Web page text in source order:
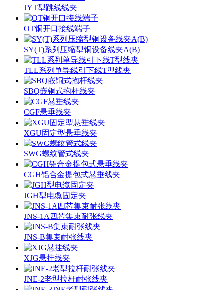
JYT型跳线线夹
OT铜开口接线端子
SY(T)系列压缩型铜设备线夹A(B)
TLL系列单导线引下线T型线夹
SBQ嵌铜式抱杆线夹
CGF悬垂线夹
XGU固定型悬垂线夹
SWG螺纹管式线夹
CGH铝合金提包式悬垂线夹
JGH型电缆固定夹
JNS-1A四芯集束耐张线夹
JNS-B集束耐张线夹
XJG悬挂线夹
JNE-2老型拉杆耐张线夹